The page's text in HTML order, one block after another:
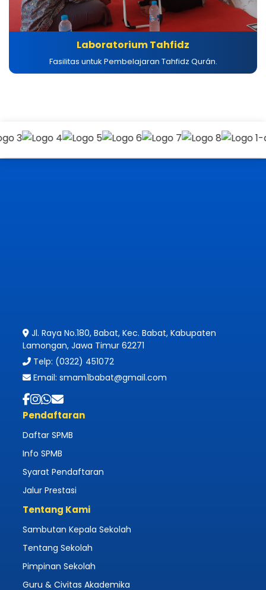
Laboratorium Tahfidz
Fasilitas untuk Pembelajaran Tahfidz Qurán.
Jl. Raya No.180, Babat, Kec. Babat, Kabupaten
Lamongan, Jawa Timur 62271
Telp: (0322) 451072
Email: smam1babat@gmail.com
Pendaftaran
Daftar SPMB
Info SPMB
Syarat Pendaftaran
Jalur Prestasi
Tentang Kami
Sambutan Kepala Sekolah
Tentang Sekolah
Pimpinan Sekolah
Guru & Civitas Akademika